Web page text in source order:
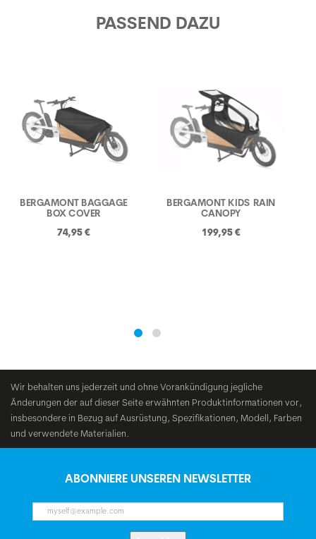
PASSEND DAZU
BERGAMONT BAGGAGE
BOX COVER
74,95 €
BERGAMONT KIDS RAIN
CANOPY
199,95 €
Wir behalten uns jederzeit und ohne Vorankündigung jegliche
Änderungen der auf dieser Seite erwähnten Produktinformationen vor,
insbesondere in Bezug auf Ausrüstung, Spezifikationen, Modell, Farben
und verwendete Materialien.
ABONNIERE UNSEREN NEWSLETTER